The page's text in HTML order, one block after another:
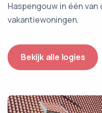
Haspengouw in één
vakantiewoningen.
Bekijk alle logies